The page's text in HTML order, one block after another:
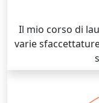
Il mio corso di
varie